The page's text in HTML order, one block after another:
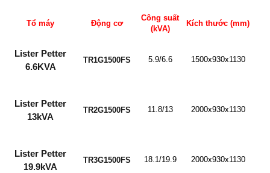
Tổ máy Động cơ
Công suất
(kVA)
Kích thước (mm)
Lister Petter
6.6KVA
TR1G1500FS 5.9/6.6 1500x930x1130
Lister Petter
13kVA
TR2G1500FS 11.8/13 2000x930x1130
Lister Petter
19.9kVA
TR3G1500FS 18.1/19.9 2000x930x1130